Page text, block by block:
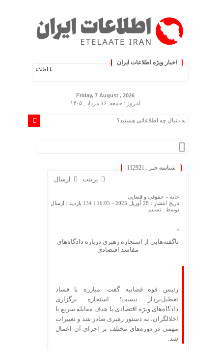
اخبار ویژه اطلاعات ایران
.: با اطلاعات ایران، اطلاعات خود
Friday, 7 August , 2026
امروز : جمعه, ۱۶ مرداد , ۱۴۰۵
شناسه خبر : 112921
ارسال پرینت
خانه » حقوقی و قضایی
تاریخ انتشار : 28 آوریل 2025 - 16:05 |
134 بازدید
| ارسال
توسط : تسنیم
ناگفته‌هایی از استجازه رهبری درباره دادگاه‌های
مفاسد اقتصادی
رئیس قوه قضاییه گفت: مبارزه با فساد
تعطیل‌بردار نیست؛ استجازه برگزاری
دادگاه‌های ویژه اقتصادی با هدف مقابله سریع با
اخلالگران، به دستور رهبری صادر شد و تغییرات
مهمی در دوره‌های مختلف بر اجرای آن اعمال
شد.